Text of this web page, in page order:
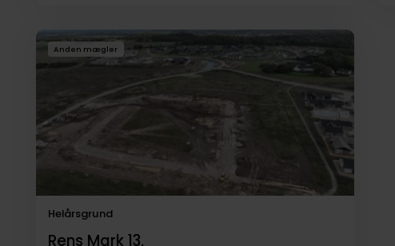
Anden mægler
Helårsgrund
Rens Mark 13,